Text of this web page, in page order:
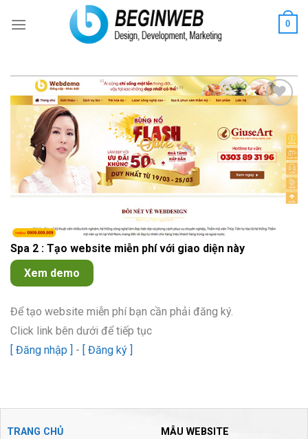
0
Add to
Wishlist
Spa 2 : Tạo website miễn phí với giao diện này
Xem demo
Để tạo website miễn phí bạn cần phải đăng ký.
Click link bên dưới để tiếp tục
[ Đăng nhập ]
- [ Đăng ký ]
TRANG CHỦ MẪU WEBSITE